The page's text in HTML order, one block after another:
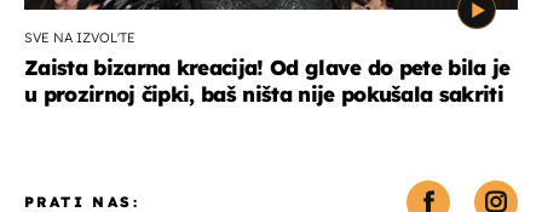
SVE NA IZVOL'TE
Zaista bizarna kreacija! Od glave do pete bila je
u prozirnoj čipki, baš ništa nije pokušala sakriti
PRATI NAS: